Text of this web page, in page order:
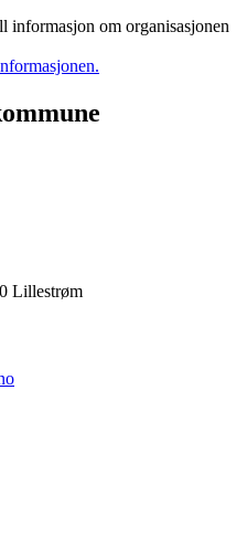
informasjon om organisasjonen
Lillestrøm